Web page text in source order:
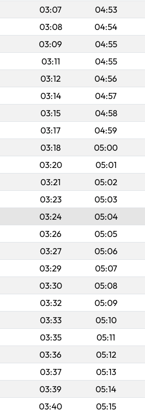
03:07 04:53
03:08 04:54
03:09 04:55
03:11 04:55
03:12 04:56
03:14 04:57
03:15 04:58
03:17 04:59
03:18 05:00
03:20 05:01
03:21 05:02
03:23 05:03
03:24 05:04
03:26 05:05
03:27 05:06
03:29 05:07
03:30 05:08
03:32 05:09
03:33 05:10
03:35 05:11
03:36 05:12
03:37 05:13
03:39 05:14
03:40 05:15